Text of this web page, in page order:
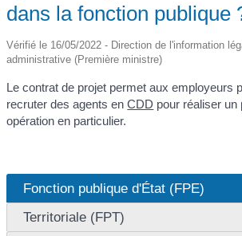
dans la fonction publique
Vérifié le 16/05/2022 - Direction de l'information
administrative (Première ministre)
Le contrat de projet permet aux employeurs
recruter des agents enCDD pour réaliser un
opération en particulier.
Fonction publique d'État (FPE)
Territoriale (FPT)